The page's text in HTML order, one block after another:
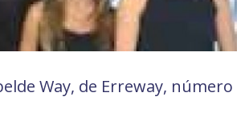
Way, de Erreway, número